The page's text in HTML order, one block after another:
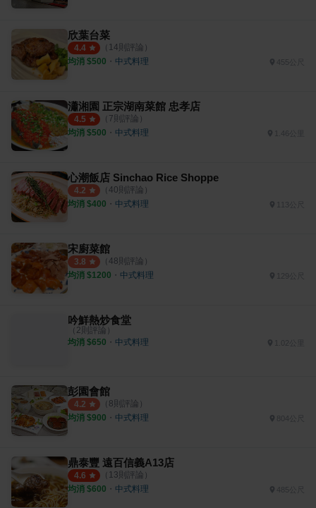
欣葉台菜
4.4 （ 14則評論）
均消 $500 ・ 中式料理 455公尺
瀟湘園 正宗湖南菜館 忠孝店
4.5 （ 7則評論）
均消 $500 ・ 中式料理 1.46公里
心潮飯店 Sinchao Rice Shoppe
4.2 （ 40則評論）
均消 $400 ・ 中式料理
宋廚菜館
3.8 （ 48則評論）
均消 $1200 ・ 中式料理
吟鮮熱炒食堂
（ 2則評論）
均消 $650 ・ 中式料理
彭園會館
4.2 （ 8則評論）
均消 $900 ・ 中式料理 804公尺
鼎泰豐 遠百信義A13店
4.6 （ 13則評論）
均消 $600 ・ 中式料理 485公尺